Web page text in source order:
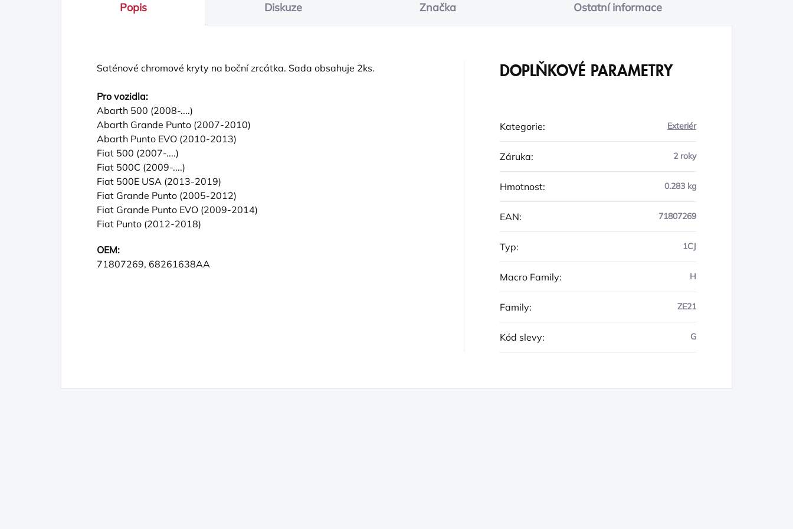
Popis Diskuze Značka Ostatní informace
Saténové chromové kryty na boční zrcátka. Sada obsahuje 2ks.
Pro vozidla:
Abarth 500 (2008-....)
Abarth Grande Punto (2007-2010)
Abarth Punto EVO (2010-2013)
Fiat 500 (2007-....)
Fiat 500C (2009-....)
Fiat 500E USA (2013-2019)
Fiat Grande Punto (2005-2012)
Fiat Grande Punto EVO (2009-2014)
Fiat Punto (2012-2018)
OEM:
71807269, 68261638AA
DOPLŇKOVÉ PARAMETRY
Kategorie: Exteriér
Záruka: 2 roky
Hmotnost: 0.283 kg
EAN: 71807269
Typ: 1CJ
Macro Family: H
Family: ZE21
Kód slevy: G